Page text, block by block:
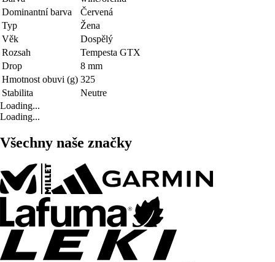
Dominantní barva
Červená
Typ
Žena
Věk
Dospělý
Rozsah
Tempesta GTX
Drop
8 mm
Hmotnost obuvi (g) 325
Stabilita
Neutre
Loading...
Loading...
Všechny naše značky